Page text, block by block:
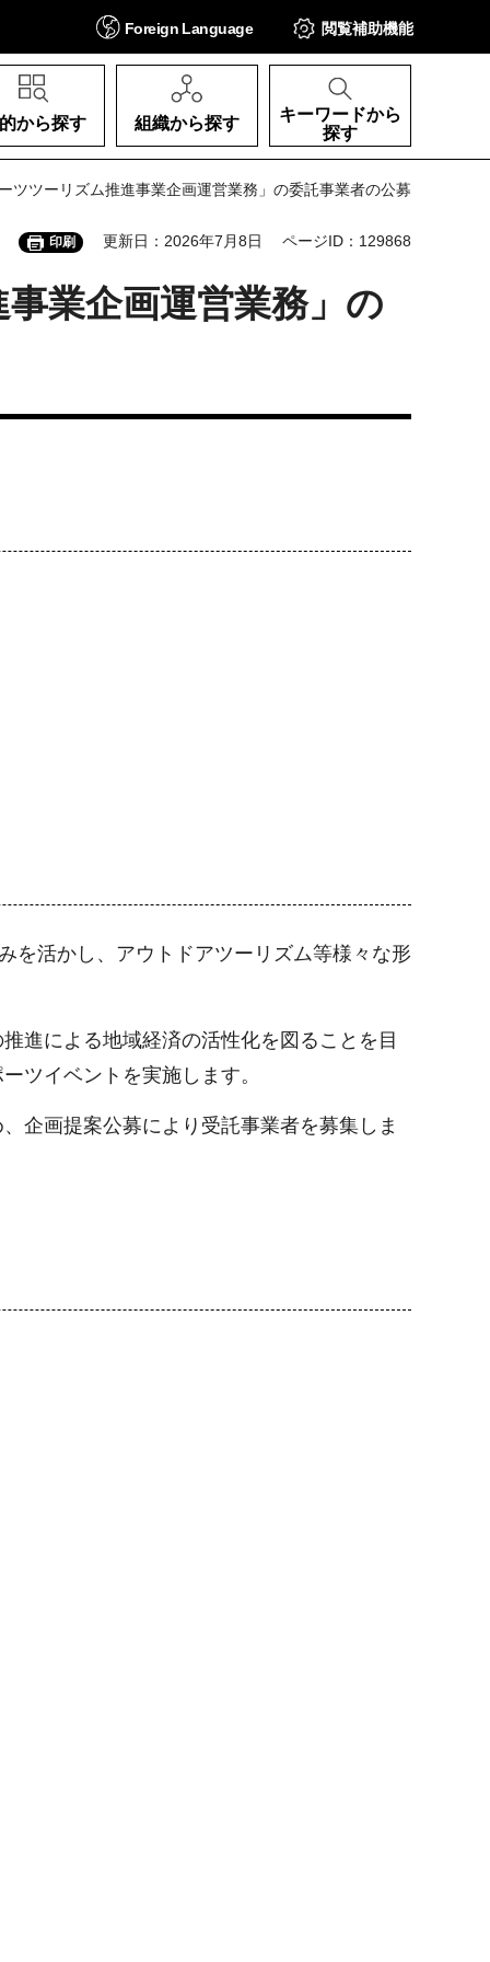
Foreign Language 閲覧補助機能
から探す 組織から探す
キーワードから
探す
ツツーリズム推進事業企画運営業務」の委託事業者の公募
印刷 更新日：2026年7月8日 ページID：129868
業企画運営業務」の
活かし、アウトドアツーリズム等様々な形
進による地域経済の活性化を図ることを目
ツイベントを実施します。
企画提案公募により受託事業者を募集しま